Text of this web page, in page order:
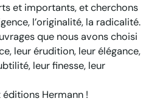
et importants, et cherchons
l’originalité, la radicalité.
que nous avons choisi
leur érudition, leur élégance,
leur finesse, leur
Hermann !